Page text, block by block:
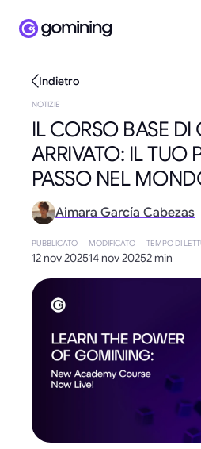
Indietro
NOTIZIE
IL CORSO BASE
ARRIVATO: IL TUO
PASSO NEL
Aimara García Cabezas
PUBBLICATO
12 nov 2025
MODIFICATO
14 nov 2025
TEMPO DI
2 min